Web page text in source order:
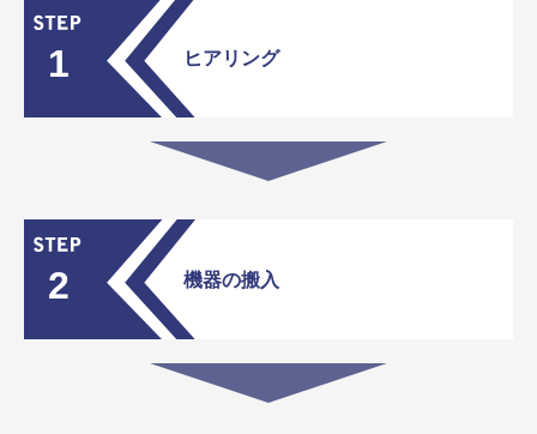
1 ヒアリング
2 機器の搬入